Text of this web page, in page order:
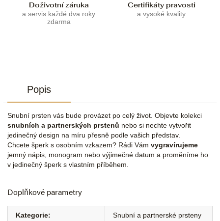
Doživotní záruka
a servis každé dva roky
zdarma
Certifikáty pravosti
a vysoké kvality
Popis
Snubní prsten vás bude provázet po celý život. Objevte kolekci
snubních a partnerských prstenů nebo si nechte vytvořit
jedinečný design na míru přesně podle vašich představ.
Chcete šperk s osobním vzkazem? Rádi Vám vygravírujeme
jemný nápis, monogram nebo výjimečné datum a proměníme ho
v jedinečný šperk s vlastním příběhem.
Doplňkové parametry
Kategorie: Snubní a partnerské prsteny